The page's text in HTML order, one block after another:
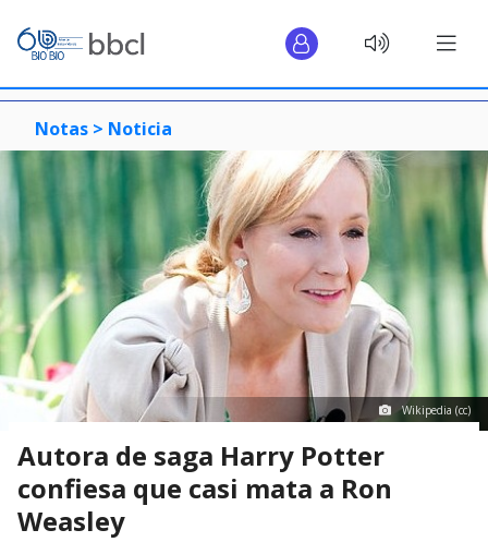
Notas > Noticia
Wikipedia (cc)
Autora de saga Harry Potter
confiesa que casi mata a Ron
Weasley